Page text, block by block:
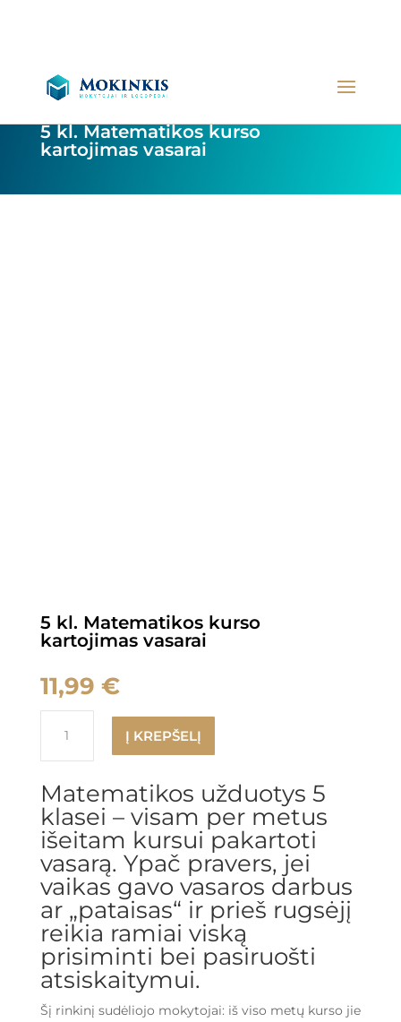
5 kl. Matematikos kurso
kartojimas vasarai
5 kl. Matematikos kurso
kartojimas vasarai
11,99 €
kiekis:
5
kl.
Matematikos
kurso
kartojimas
vasarai
Į KREPŠELĮ
Matematikos užduotys 5
klasei – visam per metus
išeitam kursui pakartoti
vasarą. Ypač pravers, jei
vaikas gavo vasaros darbus
ar „pataisas“ ir prieš rugsėjį
reikia ramiai viską
prisiminti bei pasiruošti
atsiskaitymui.
Šį rinkinį sudėliojo mokytojai: iš viso metų kurso jie